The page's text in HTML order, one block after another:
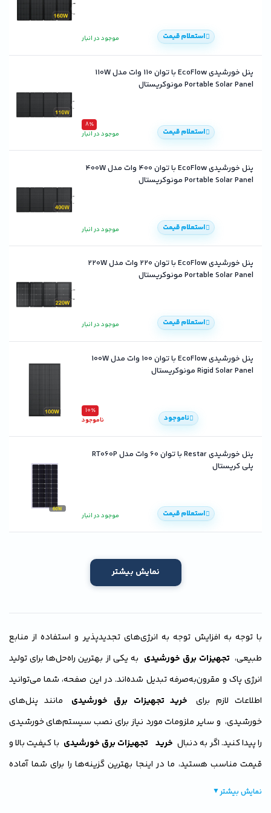
موجود در انبار استعلام قیمت
پنل خورشیدی EcoFlow با توان 110 وات مدل 110W
Portable Solar Panel مونوکریستال
8٪
موجود در انبار استعلام قیمت
پنل خورشیدی EcoFlow با توان 400 وات مدل 400W
Portable Solar Panel مونوکریستال
موجود در انبار استعلام قیمت
پنل خورشیدی EcoFlow با توان 220 وات مدل 220W
Portable Solar Panel مونوکریستال
موجود در انبار استعلام قیمت
پنل خورشیدی EcoFlow با توان 100 وات مدل 100W
Rigid Solar Panel مونوکریستال
10٪
ناموجود ناموجود
پنل خورشیدی Restar با توان 60 وات مدل RT060P
پلی کریستال
موجود در انبار استعلام قیمت
نمایش بیشتر
با توجه به افزایش توجه به انرژی‌های تجدیدپذیر و استفاده از منابع
طبیعی، تجهیزات برق خورشیدی به یکی از بهترین راه‌حل‌ها برای تولید
انرژی پاک و مقرون‌به‌صرفه تبدیل شده‌اند. در این صفحه، شما می‌توانید
اطلاعات لازم برای
خرید تجهیزات برق خورشیدی
مانند پنل‌های
خورشیدی، و سایر ملزومات مورد نیاز برای نصب سیستم‌های خورشیدی
را پیدا کنید. اگر به دنبال خرید تجهیزات برق خورشیدی با کیفیت بالا و
قیمت مناسب هستید، ما در اینجا بهترین گزینه‌ها را برای شما آماده
کرده‌ایم.
نمایش بیشتر▼